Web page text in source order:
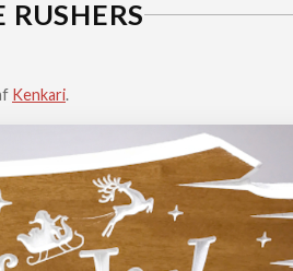
Kenkari.